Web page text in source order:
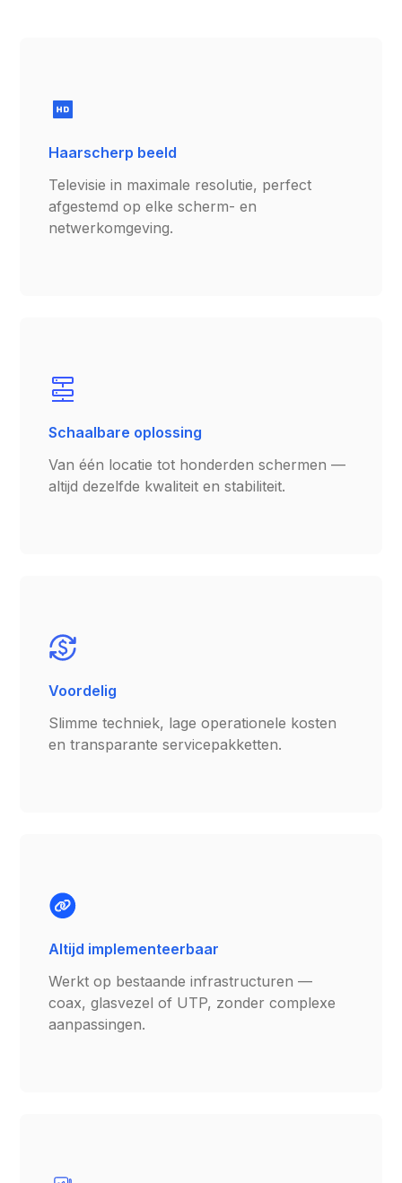
Haarscherp beeld
Televisie in maximale resolutie, perfect
afgestemd op elke scherm- en
netwerkomgeving.
Schaalbare oplossing
Van één locatie tot honderden schermen —
altijd dezelfde kwaliteit en stabiliteit.
Voordelig
Slimme techniek, lage operationele kosten
en transparante servicepakketten.
Altijd implementeerbaar
Werkt op bestaande infrastructuren —
coax, glasvezel of UTP, zonder complexe
aanpassingen.